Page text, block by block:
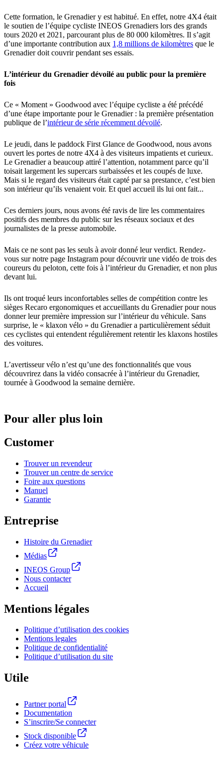
Cette formation, le Grenadier y est habitué. En effet, notre 4X4 était
le soutien de l’équipe cycliste INEOS Grenadiers lors des grands
tours 2020 et 2021, parcourant plus de 80 000 kilomètres. Il s’agit
d’une importante contribution aux 1,8 millions de kilomètres que le
Grenadier doit couvrir pendant ses essais.
L’intérieur du Grenadier dévoilé au public pour la première
fois
Ce « Moment » Goodwood avec l’équipe cycliste a été précédé
d’une étape importante pour le Grenadier : la première présentation
publique de l’intérieur de série récemment dévoilé.
Le jeudi, dans le paddock First Glance de Goodwood, nous avons
ouvert les portes de notre 4X4 à des visiteurs impatients et curieux.
Le Grenadier a beaucoup attiré l’attention, notamment parce qu’il
toisait largement les supercars surbaissées et les coupés de luxe.
Mais si le regard des visiteurs était capté par sa prestance, c’est bien
son intérieur qu’ils venaient voir. Et quel accueil ils lui ont fait...
Ces derniers jours, nous avons été ravis de lire les commentaires
positifs des membres du public sur les réseaux sociaux et des
journalistes de la presse automobile.
Mais ce ne sont pas les seuls à avoir donné leur verdict. Rendez-
vous sur notre page Instagram pour découvrir une vidéo de trois des
coureurs du peloton, cette fois à l’intérieur du Grenadier, et non plus
devant lui.
Ils ont troqué leurs inconfortables selles de compétition contre les
sièges Recaro ergonomiques et accueillants du Grenadier pour nous
donner leur première impression sur l’intérieur du véhicule. Sans
surprise, le « klaxon vélo » du Grenadier a particulièrement séduit
ces cyclistes qui entendent régulièrement retentir les klaxons hostiles
des voitures.
L’avertisseur vélo n’est qu’une des fonctionnalités que vous
découvrirez dans la vidéo consacrée à l’intérieur du Grenadier,
tournée à Goodwood la semaine dernière.
Pour aller plus loin
Customer
Trouver un revendeur
Trouver un centre de service
Foire aux questions
Manuel
Garantie
Entreprise
Histoire du Grenadier
Médias
INEOS Group
Nous contacter
Accueil
Mentions légales
Politique d’utilisation des cookies
Mentions legales
Politique de confidentialité
Politique d’utilisation du site
Utile
Partner portal
Documentation
S’inscrire/Se connecter
Stock disponible
Créez votre véhicule